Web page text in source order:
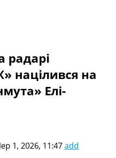
таблиці
радарі
націлився на
Елі-
1, 2026, 11:47add